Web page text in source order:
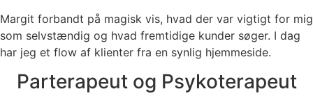
Margit forbandt på magisk vis, hvad der var vigtigt for mig
som selvstændig og hvad fremtidige kunder søger. I dag
har jeg et flow af klienter fra en synlig hjemmeside.
Parterapeut og Psykoterapeut